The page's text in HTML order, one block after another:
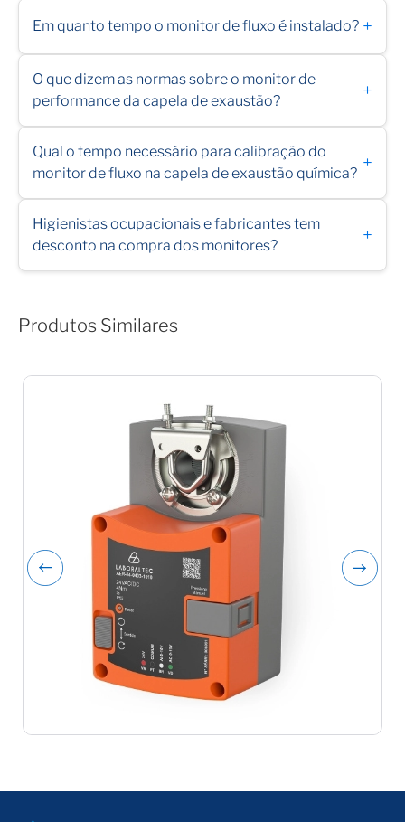
Em quanto tempo o monitor de fluxo é instalado? +
O que dizem as normas sobre o monitor de
performance da capela de exaustão?
+
Qual o tempo necessário para calibração do
monitor de fluxo na capela de exaustão química? +
Higienistas ocupacionais e fabricantes tem
desconto na compra dos monitores?
+
Produtos Similares